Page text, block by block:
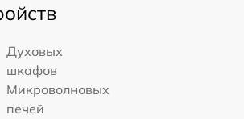
Духовых
шкафов
Микроволновых
печей